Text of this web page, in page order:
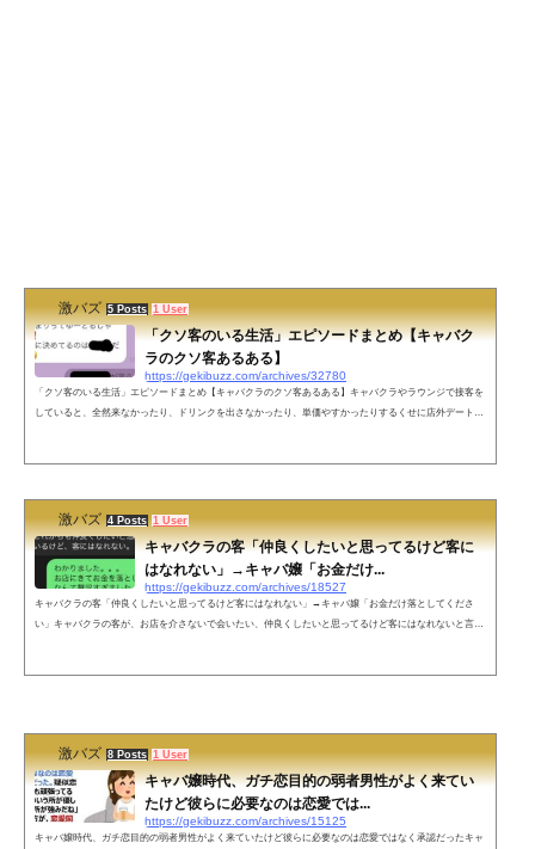
激バズ 5 Posts 1 User
「クソ客のいる生活」エピソードまとめ【キャバク
ラのクソ客あるある】
https://gekibuzz.com/archives/32780
「クソ客のいる生活」エピソードまとめ【キャバクラのクソ客あるある】キャバクラやラウンジで接客を
していると、全然来なかったり、ドリンクを出さなかったり、単価やすかったりするくせに店外デートや
激バズ 4 Posts 1 User
キャバクラの客「仲良くしたいと思ってるけど客に
はなれない」→キャバ嬢「お金だけ...
https://gekibuzz.com/archives/18527
キャバクラの客「仲良くしたいと思ってるけど客にはなれない」→キャバ嬢「お金だけ落としてくださ
い」キャバクラの客が、お店を介さないで会いたい、仲良くしたいと思ってるけど客にはなれないと言っ
激バズ 8 Posts 1 User
キャバ嬢時代、ガチ恋目的の弱者男性がよく来てい
たけど彼らに必要なのは恋愛では...
https://gekibuzz.com/archives/15125
キャバ嬢時代、ガチ恋目的の弱者男性がよく来ていたけど彼らに必要なのは恋愛ではなく承認だったキャ